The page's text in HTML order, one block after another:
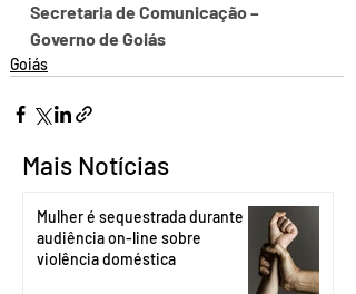
Secretaria de Comunicação –
Governo de Goiás
Goiás
Mais Notícias
Mulher é sequestrada durante
audiência on-line sobre
violência doméstica